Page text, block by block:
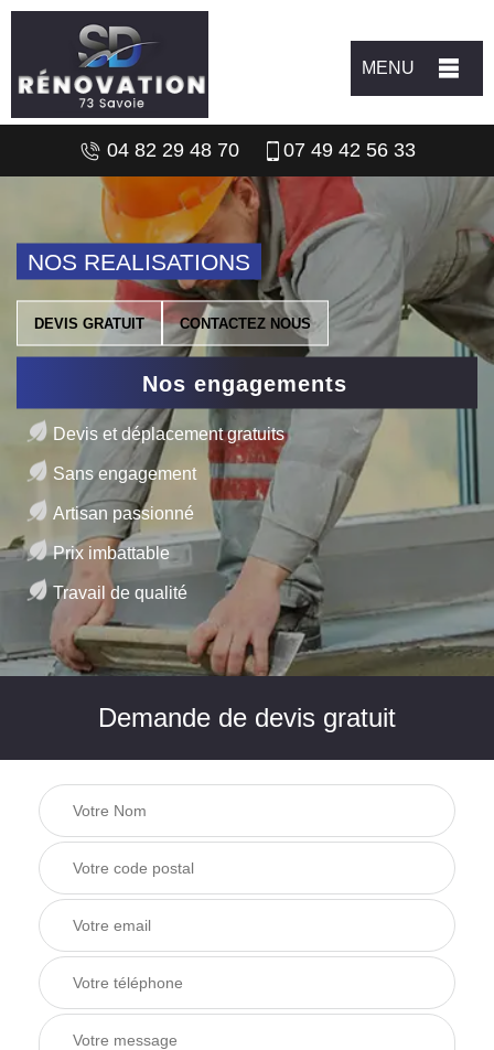
MENU
04 82 29 48 70 07 49 42 56 33
NOS REALISATIONS
DEVIS GRATUIT CONTACTEZ NOUS
Nos engagements
Devis et déplacement gratuits
Sans engagement
Artisan passionné
Prix imbattable
Travail de qualité
Demande de devis gratuit